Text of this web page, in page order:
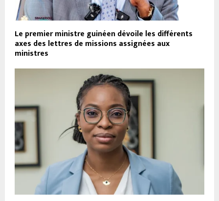
Le premier ministre guinéen dévoile les différents
axes des lettres de missions assignées aux
ministres